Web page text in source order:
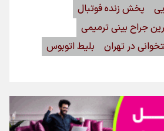
پخش زنده فوتبال
جراح بینی ترمیمی
در تهران
بلیط اتوبوس